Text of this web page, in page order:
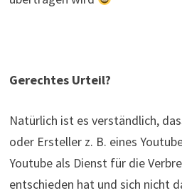
Gerechtes Urteil?
Natürlich ist es verständlich,
oder Ersteller z. B. eines
Youtube als Dienst für die
entschieden hat und sich nicht